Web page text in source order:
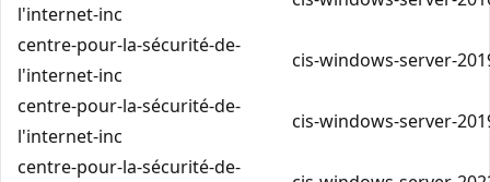
l'internet-inc
centre-pour-la-sécurité-de-
l'internet-inc
cis-windows-server-
centre-pour-la-sécurité-de-
l'internet-inc
cis-windows-server-
centre-pour-la-sécurité-de-